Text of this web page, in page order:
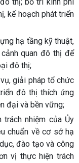
kế hoạch phát triển
hạ tầng kỹ thuật,
quan đô thị để
đô thị;
giải pháp tổ chức
đô thị thích ứng
đại và bền vững;
nhiệm của Ủy
chuẩn về cơ sở hạ
đào tạo và công
vị thực hiện trách